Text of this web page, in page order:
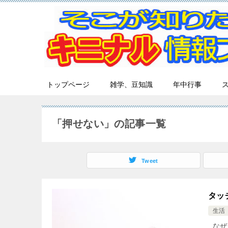
トップページ 雑学、豆知識 年中行事
「押せない」の記事一覧
Tweet
タッ
生活
な